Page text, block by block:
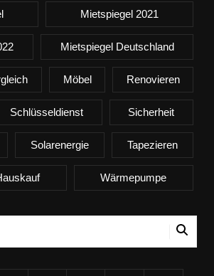
Mietspiegel 2021
Mietspiegel Deutschland
Möbel Renovieren
Schlüsseldienst Sicherheit
Solarenergie Tapezieren
Wärmepumpe